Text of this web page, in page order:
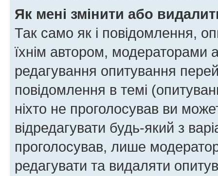
Як мені змінити або
Так само як і повідомлення,
їхнім автором, модераторами
редагування опитування
повідомлення в темі
ніхто не проголосував ви
відредагувати будь-який з
проголосував, лише
редагувати та видаляти